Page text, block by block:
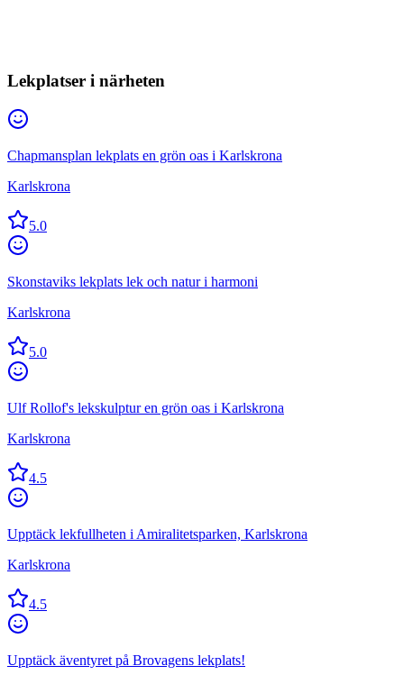
Lekplatser i närheten
Chapmansplan lekplats en grön oas i Karlskrona
Karlskrona
5.0
Skonstaviks lekplats lek och natur i harmoni
Karlskrona
5.0
Ulf Rollof's lekskulptur en grön oas i Karlskrona
Karlskrona
4.5
Upptäck lekfullheten i Amiralitetsparken, Karlskrona
Karlskrona
4.5
Upptäck äventyret på Brovagens lekplats!